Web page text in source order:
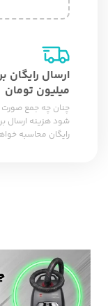
میلیون تومان
شود هزینه ارسال
رایگان محاسبه